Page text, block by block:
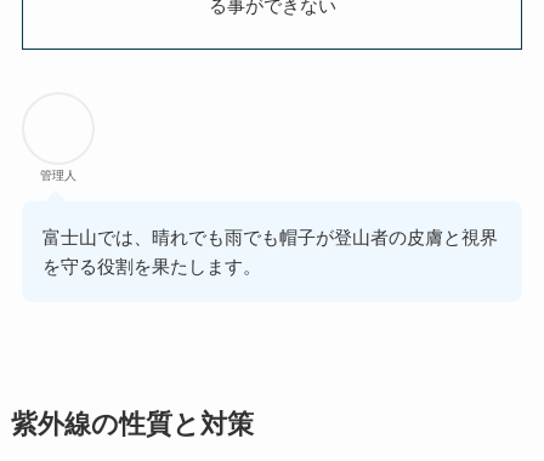
る事ができない
管理人
富士山では、晴れでも雨でも帽子が登山者の皮膚と視界
を守る役割を果たします。
紫外線の性質と対策